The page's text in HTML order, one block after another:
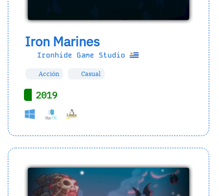
Iron Marines
Ironhide Game Studio
Acción Casual
2019